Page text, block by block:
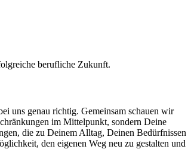
berufliche Zukunft.
uns genau richtig. Gemeinsam schauen wir
im Mittelpunkt, sondern Deine
die zu Deinem Alltag, Deinen Bedürfnissen
den eigenen Weg neu zu gestalten und